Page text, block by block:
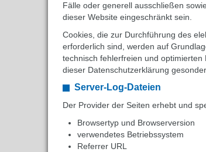
Fälle oder generell ausschließen
dieser Website eingeschränkt sein.
Cookies, die zur Durchführung des
erforderlich sind, werden auf
technisch fehlerfreien und
dieser Datenschutzerklärung
Server-Log-Dateien
Der Provider der Seiten erhebt und
Browsertyp und Browserversion
verwendetes Betriebssystem
Referrer URL